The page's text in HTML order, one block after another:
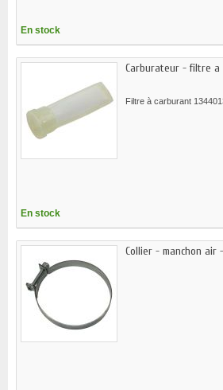
En stock
Carburateur - filtre a
Filtre à carburant
En stock
Collier - manchon air